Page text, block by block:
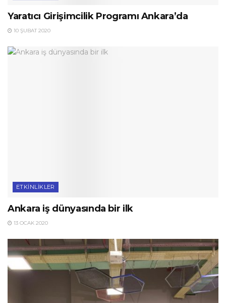
Yaratıcı Girişimcilik Programı Ankara’da
10 ŞUBAT 2020
ETKINLIKLER
Ankara iş dünyasında bir ilk
13 OCAK 2020